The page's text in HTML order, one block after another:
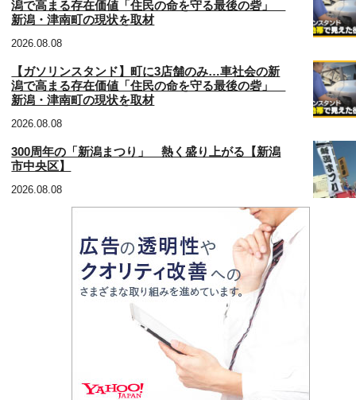
潟で高まる存在価値「住民の命を守る最後の砦」
新潟・津南町の現状を取材
2026.08.08
【ガソリンスタンド】町に3店舗のみ…車社会の新
潟で高まる存在価値「住民の命を守る最後の砦」
新潟・津南町の現状を取材
2026.08.08
300周年の「新潟まつり」 熱く盛り上がる【新潟
市中央区】
2026.08.08